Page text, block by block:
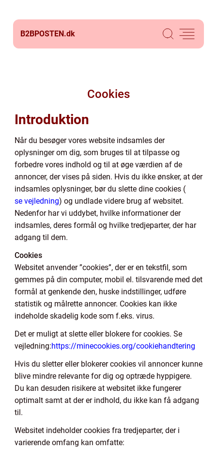
B2BPOSTEN.dk
Cookies
Introduktion
Når du besøger vores website indsamles der
oplysninger om dig, som bruges til at tilpasse og
forbedre vores indhold og til at øge værdien af de
annoncer, der vises på siden. Hvis du ikke ønsker, at der
indsamles oplysninger, bør du slette dine cookies (
se vejledning) og undlade videre brug af websitet.
Nedenfor har vi uddybet, hvilke informationer der
indsamles, deres formål og hvilke tredjeparter, der har
adgang til dem.
Cookies
Websitet anvender ”cookies”, der er en tekstfil, som
gemmes på din computer, mobil el. tilsvarende med det
formål at genkende den, huske indstillinger, udføre
statistik og målrette annoncer. Cookies kan ikke
indeholde skadelig kode som f.eks. virus.
Det er muligt at slette eller blokere for cookies. Se
vejledning:https://minecookies.org/cookiehandtering
Hvis du sletter eller blokerer cookies vil annoncer kunne
blive mindre relevante for dig og optræde hyppigere.
Du kan desuden risikere at websitet ikke fungerer
optimalt samt at der er indhold, du ikke kan få adgang
til.
Websitet indeholder cookies fra tredjeparter, der i
varierende omfang kan omfatte: